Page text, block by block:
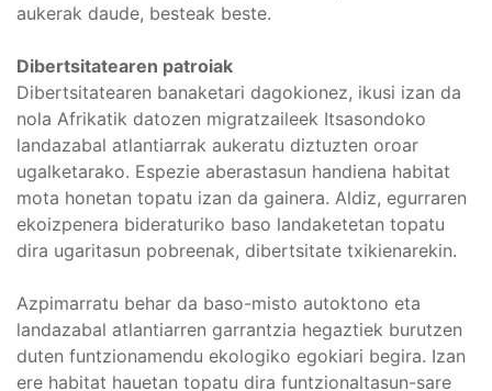
aukerak daude, besteak beste.
Dibertsitatearen patroiak
Dibertsitatearen banaketari dagokionez, ikusi izan da
nola Afrikatik datozen migratzaileek Itsasondoko
landazabal atlantiarrak aukeratu diztuzten oroar
ugalketarako. Espezie aberastasun handiena habitat
mota honetan topatu izan da gainera. Aldiz, egurraren
ekoizpenera bideraturiko baso landaketetan topatu
dira ugaritasun pobreenak, dibertsitate txikienarekin.
Azpimarratu behar da baso-misto autoktono eta
landazabal atlantiarren garrantzia hegaztiek burutzen
duten funtzionamendu ekologiko egokiari begira. Izan
ere habitat hauetan topatu dira funtzionaltasun-sare